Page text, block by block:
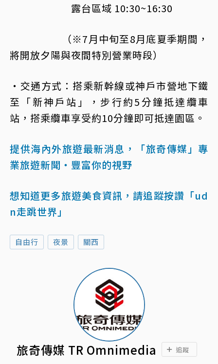
露台區域 10:30~16:30
（※7月中旬至8月底夏季期間，
將開放夕陽與夜間特別營業時段）
・交通方式：搭乘新幹線或神戶市營地下鐵
至「新神戶站」，步行約5分鐘抵達纜車
站，搭乘纜車享受約10分鐘即可抵達園區。
提供海內外旅遊最新消息，「旅奇傳媒」專
業旅遊新聞‧豐富你的視野
想知道更多旅遊美食資訊，請追蹤按讚「ud
n走跳世界」
自由行 夜景 關西
旅奇傳媒 TR Omnimedia 追蹤